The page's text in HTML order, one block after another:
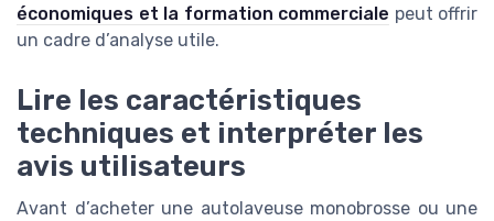
économiques et la formation commerciale peut offrir
un cadre d’analyse utile.
Lire les caractéristiques
techniques et interpréter les
avis utilisateurs
Avant d’acheter une autolaveuse monobrosse ou une